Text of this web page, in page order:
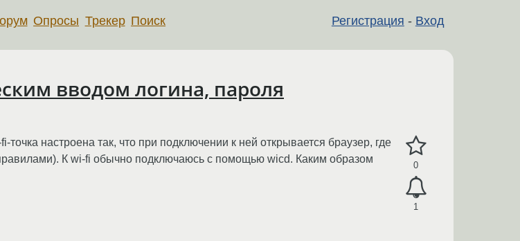
Регистрация - Вход
Опросы Трекер Поиск
вводом логина, пароля
0
1
настроена так, что при подключении к ней открывается браузер, где
К wi-fi обычно подключаюсь с помощью wicd. Каким образом